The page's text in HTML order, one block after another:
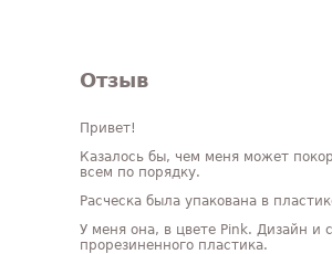
Отзыв
Привет!
Казалось бы, чем меня может
всем по порядку.
Расческа была упакована в
У меня она, в цвете Pink. Дизайн и
прорезиненного пластика.